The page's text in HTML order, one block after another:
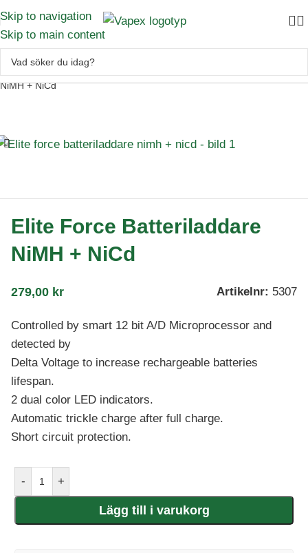
Skip to navigation
Skip to main content
Batterier
NiMH + NiCd
Elite Force Batteriladdare
NiMH + NiCd
279,00 kr Artikelnr: 5307
Controlled by smart 12 bit A/D Microprocessor and
detected by
Delta Voltage to increase rechargeable batteries
lifespan.
2 dual color LED indicators.
Automatic trickle charge after full charge.
Short circuit protection.
- +
Lägg till i varukorg